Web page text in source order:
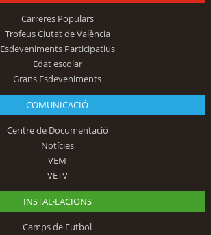
Carreres Populars
Trofeus Ciutat de València
Esdeveniments Participatius
Edat escolar
Grans Esdeveniments
COMUNICACIÓ
Centre de Documentació
Notícies
VEM
VETV
INSTAL·LACIONS
Camps de Futbol